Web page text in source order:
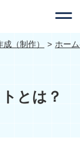
（制作） ホー
とは？